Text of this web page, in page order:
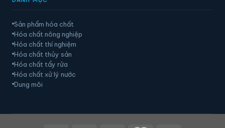
Sản phẩm hóa chất
Hóa chất nông nghiệp
Hóa chất thí nghiệm
Hóa chất thủy sản
Hóa chất tẩy rửa
Hóa chất xử lý nước
Dung môi